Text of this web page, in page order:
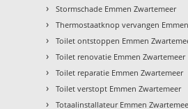
› Stormschade Emmen Zwartemeer
› Thermostaatknop vervangen
› Toilet ontstoppen Emmen
› Toilet renovatie Emmen Zwartemeer
› Toilet reparatie Emmen Zwartemeer
› Toilet verstopt Emmen Zwartemeer
› Totaalinstallateur Emmen